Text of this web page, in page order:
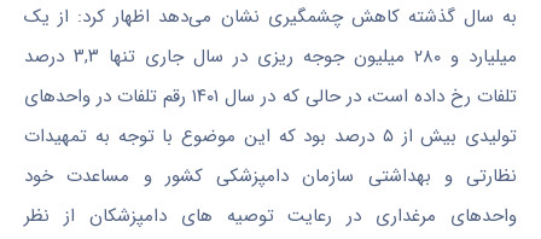
به سال گذشته کاهش چشمگیری نشان می‌دهد اظهار کرد: از یک
میلیارد و ۲۸۰ میلیون جوجه ریزی در سال جاری تنها ۳,۳ درصد
تلفات رخ داده است، در حالی که در سال ۱۴۰۱ رقم تلفات در واحدهای
تولیدی بیش از ۵ درصد بود‌ که این موضوع با توجه به تمهیدات
نظارتی و بهداشتی سازمان دامپزشکی کشور و مساعدت خود
واحدهای مرغداری در رعایت توصیه های دامپزشکان از نظر